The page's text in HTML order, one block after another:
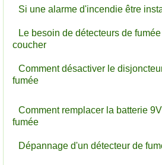
Si une alarme d'incendie être
Le besoin de détecteurs de
coucher
Comment désactiver le
fumée
Comment remplacer la batterie
fumée
Dépannage d'un détecteur de